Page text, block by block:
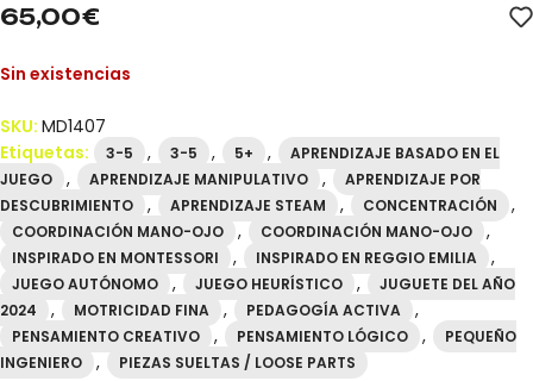
65,00€
Sin existencias
SKU: MD1407
Etiquetas:
3-5 , 3-5 , 5+ ,
APRENDIZAJE BASADO EN EL
JUEGO
, APRENDIZAJE MANIPULATIVO ,
APRENDIZAJE POR
DESCUBRIMIENTO
, APRENDIZAJE STEAM , CONCENTRACIÓN ,
COORDINACIÓN MANO-OJO , COORDINACIÓN MANO-OJO ,
INSPIRADO EN MONTESSORI , INSPIRADO EN REGGIO EMILIA ,
JUEGO AUTÓNOMO , JUEGO HEURÍSTICO ,
JUGUETE DEL AÑO
2024
, MOTRICIDAD FINA , PEDAGOGÍA ACTIVA ,
PENSAMIENTO CREATIVO , PENSAMIENTO LÓGICO ,
PEQUEÑO
INGENIERO
, PIEZAS SUELTAS / LOOSE PARTS